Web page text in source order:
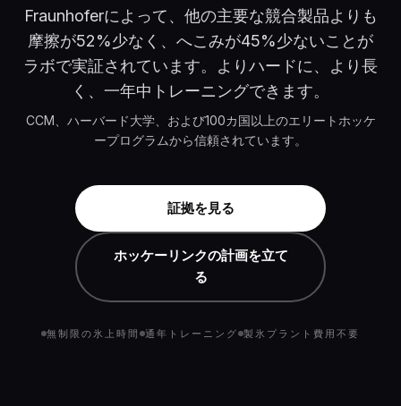
Fraunhoferによって、他の主要な競合製品よりも
摩擦が52%少なく、へこみが45%少ないことが
ラボで実証されています。よりハードに、より長
く、一年中トレーニングできます。
CCM、ハーバード大学、および100カ国以上のエリートホッケ
ープログラムから信頼されています。
証拠を見る
ホッケーリンクの計画を立て
る
無制限の氷上時間 通年トレーニング 製氷プラント費用不要